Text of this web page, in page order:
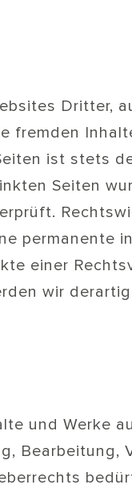
Dritter,
fremden
ist stets
Seiten
permanente
einer
wir
und Werke
Bearbeitung,